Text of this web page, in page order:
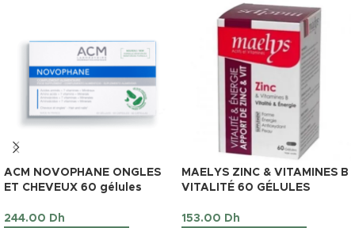
ACM NOVOPHANE ONGLES
ET CHEVEUX 60 gélules
244.00 Dh
MAELYS ZINC & VITAMINES B
VITALITÉ 60 GÉLULES
153.00 Dh